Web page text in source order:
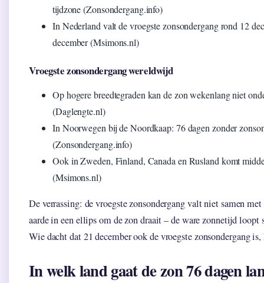
tijdzone (Zonsondergang.info)
In Nederland valt de vroegste zonsondergang rond 12
december (Msimons.nl)
Vroegste zonsondergang wereldwijd
Op hogere breedtegraden kan de zon wekenlang niet
(Daglengte.nl)
In Noorwegen bij de Noordkaap: 76 dagen zonder
(Zonsondergang.info)
Ook in Zweden, Finland, Canada en Rusland komt
(Msimons.nl)
De verrassing: de vroegste zonsondergang valt niet samen
aarde in een ellips om de zon draait – de ware zonnetijd
Wie dacht dat 21 december ook de vroegste zonsondergang
In welk land gaat de zon 76 dagen